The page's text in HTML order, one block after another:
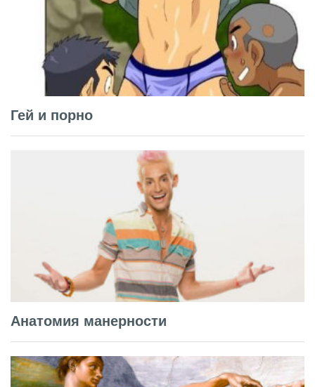
Гей и порно
Анатомия манерности